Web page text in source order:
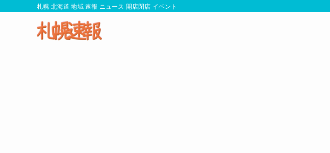
札幌 北海道 地域 速報 ニュース 開店閉店 イベント